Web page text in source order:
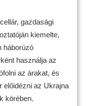
gazdasági
kiemelte,
háborúzó
használja az
az árakat, és
előidézni az Ukrajna
körében.